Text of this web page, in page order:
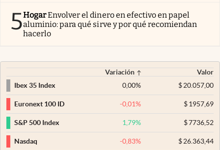
5HogarEnvolver el dinero en efectivo en papel
aluminio: para qué sirve y por qué recomiendan
hacerlo
Variación
Valor
Ibex 35 Index
0,00% $20.057,00
Euronext 100 ID -0,01% $1957,69
S&P 500 Index 1,79% $7736,52
Nasdaq -0,83% $26.363,44